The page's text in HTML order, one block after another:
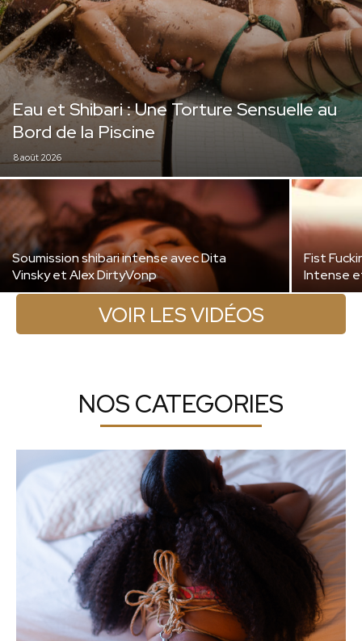
Eau et Shibari : Une Torture Sensuelle au
Bord de la Piscine
8 août 2026
Soumission shibari intense avec Dita
Vinsky et Alex DirtyVonp
Fist
Intense
VOIR LES VIDÉOS
NOS CATEGORIES